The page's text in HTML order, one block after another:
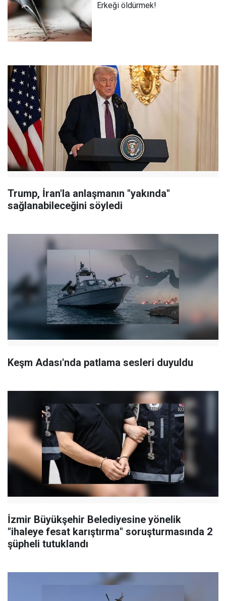
Erkeği öldürmek!
Trump, İran'la anlaşmanın "yakında"
sağlanabileceğini söyledi
Keşm Adası'nda patlama sesleri duyuldu
İzmir Büyükşehir Belediyesine yönelik
"ihaleye fesat karıştırma" soruşturmasında 2
şüpheli tutuklandı